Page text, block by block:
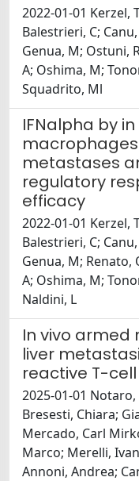
2022-01-01 Kerzel,
Balestrieri, C;
Genua, M; Ostuni,
A; Oshima, M;
Squadrito, Ml
IFNalpha by
metastases
regulatory
efficacy
2022-01-01 Kerzel,
Balestrieri, C;
Genua, M; Renato,
A; Oshima, M;
Naldini, L
In vivo
liver
reactive T-
2025-01-01
Bresesti, Chiara;
Mercado, Carl
Marco; Merelli,
Annoni, Andrea;